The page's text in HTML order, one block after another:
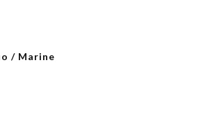
/ Marine